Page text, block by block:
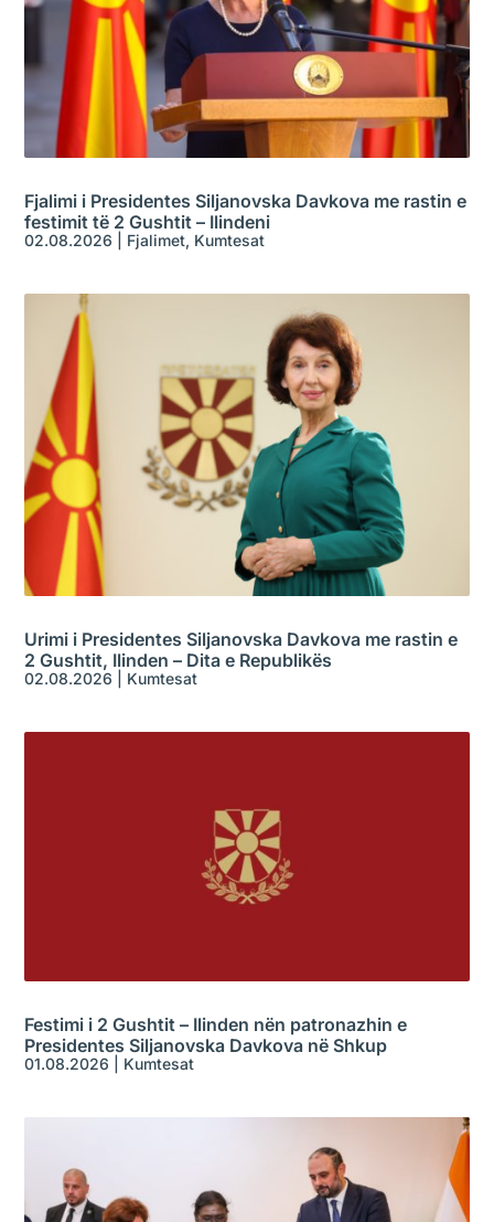
Fjalimi i Presidentes Siljanovska Davkova me rastin e
festimit të 2 Gushtit – Ilindeni
02.08.2026 Fjalimet, Kumtesat
Urimi i Presidentes Siljanovska Davkova me rastin e
2 Gushtit, Ilinden – Dita e Republikës
02.08.2026 Kumtesat
Festimi i 2 Gushtit – Ilinden nën patronazhin e
Presidentes Siljanovska Davkova në Shkup
01.08.2026 Kumtesat